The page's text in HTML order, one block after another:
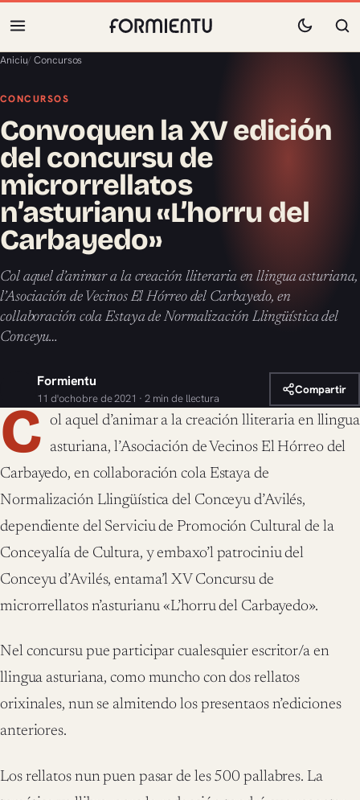
Aniciu/Concursos
CONCURSOS
Convoquen la XV edición
del concursu de
microrrellatos
n’asturianu «L’horru del
Carbayedo»
Col aquel d’animar a la creación lliteraria en llingua asturiana,
l’Asociación de Vecinos El Hórreo del Carbayedo, en
collaboración cola Estaya de Normalización Llingüística del
Conceyu…
Formientu
11 d'ochobre de 2021 · 2 min de llectura
Compartir
C ol aquel d’animar a la creación lliteraria en llingua
asturiana, l’Asociación de Vecinos El Hórreo del
Carbayedo, en collaboración cola Estaya de
Normalización Llingüística del Conceyu d’Avilés,
dependiente del Serviciu de Promoción Cultural de la
Conceyalía de Cultura, y embaxo’l patrociniu del
Conceyu d’Avilés, entama’l XV Concursu de
microrrellatos n’asturianu «L’horru del Carbayedo».
Nel concursu pue participar cualesquier escritor/a en
llingua asturiana, como muncho con dos rellatos
orixinales, nun se almitendo los presentaos n’ediciones
anteriores.
Los rellatos nun puen pasar de les 500 pallabres. La